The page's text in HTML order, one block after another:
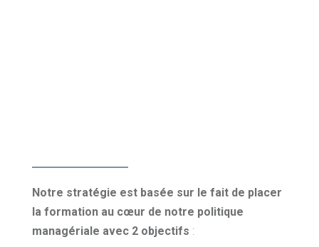
Notre stratégie est basée sur le fait de placer
la formation au cœur de notre politique
managériale avec 2 objectifs :